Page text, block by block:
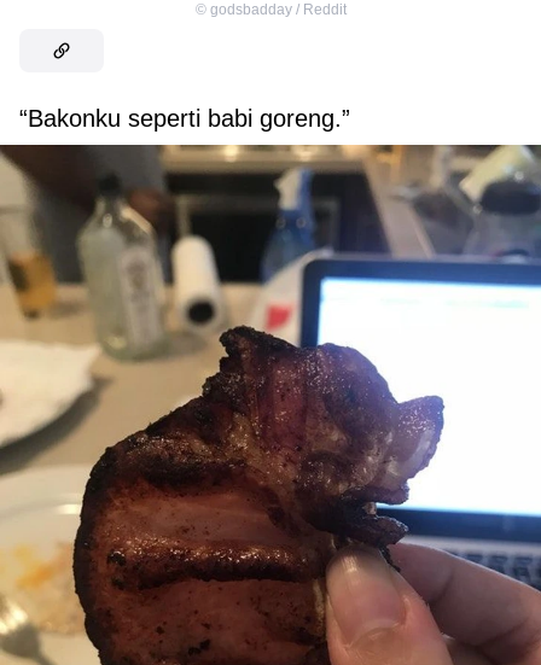
© godsbadday / Reddit
“Bakonku seperti babi goreng.”